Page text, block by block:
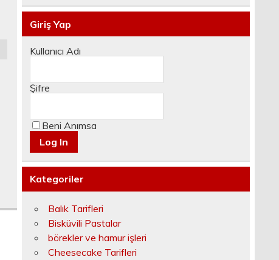
Giriş Yap
Kullanıcı Adı
Şifre
Beni Anımsa
Kategoriler
Balık Tarifleri
Bisküvili Pastalar
börekler ve hamur işleri
Cheesecake Tarifleri